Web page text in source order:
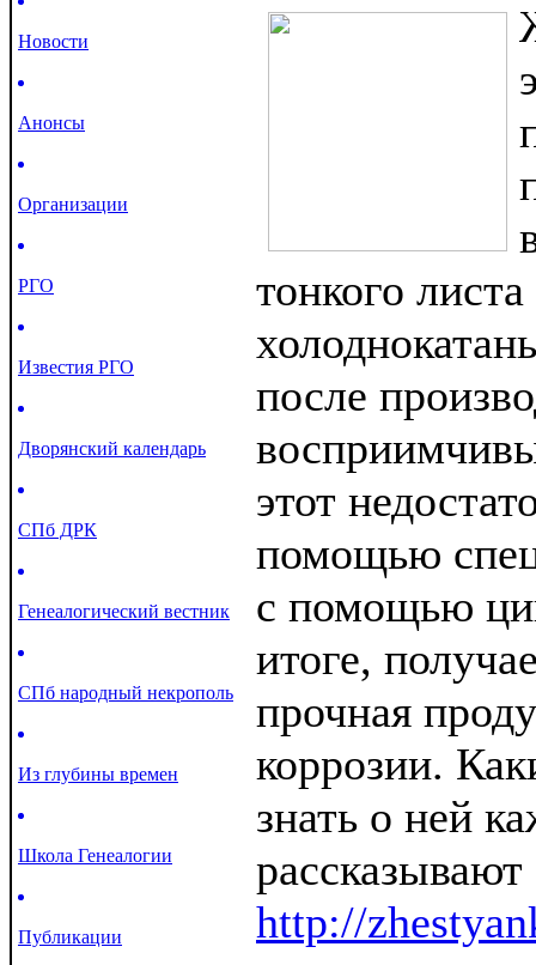
Новости
Анонсы
Организации
РГО
Известия РГО
Дворянский календарь
СПб ДРК
Генеалогический вестник
СПб народный некрополь
Из глубины времен
Школа Генеалогии
Публикации
тонкого
после
этот
помощью
с помощью
итоге,
прочная
коррозии.
знать о ней
http://